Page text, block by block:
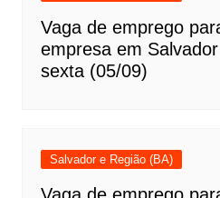
Vaga de emprego
empresa em
sexta (05/09)
Salvador e Região (BA)